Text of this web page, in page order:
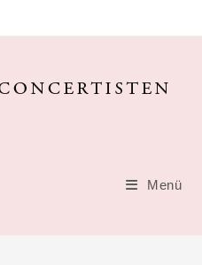
Menü